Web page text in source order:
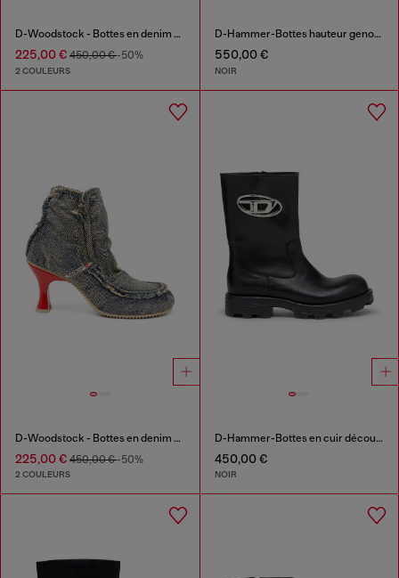
D-Woodstock - Bottes en denim à talon
225,00 € 450,00 €-50%
2 COULEURS
D-Hammer-Bottes hauteur genou en cuir
550,00 €
NOIR
D-Woodstock - Bottes en denim à talon
225,00 € 450,00 €-50%
2 COULEURS
D-Hammer-Bottes en cuir découpées avec ferrures à logo
450,00 €
NOIR